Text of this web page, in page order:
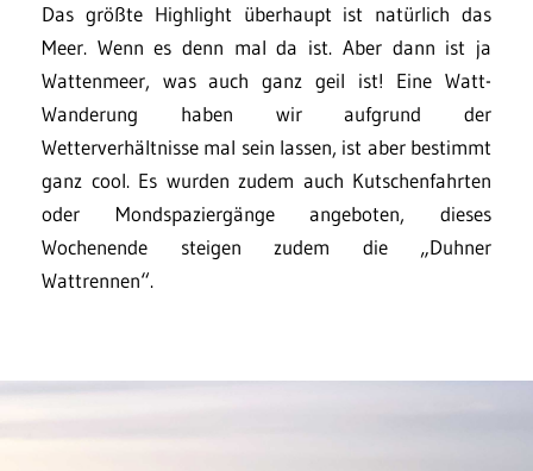
Das größte Highlight überhaupt ist natürlich das
Meer. Wenn es denn mal da ist. Aber dann ist ja
Wattenmeer, was auch ganz geil ist! Eine Watt-
Wanderung haben wir aufgrund der
Wetterverhältnisse mal sein lassen, ist aber bestimmt
ganz cool. Es wurden zudem auch Kutschenfahrten
oder Mondspaziergänge angeboten, dieses
Wochenende steigen zudem die „Duhner
Wattrennen“.